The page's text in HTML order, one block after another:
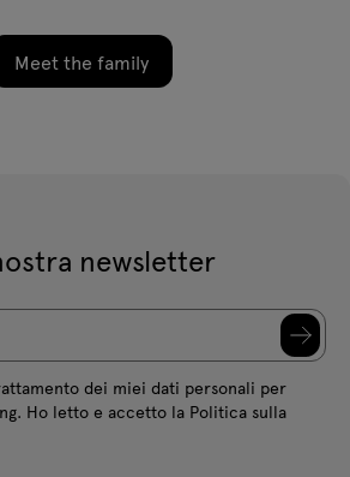
Meet the family
newsletter
dei miei dati personali per
Ho letto e accetto la Politica sulla